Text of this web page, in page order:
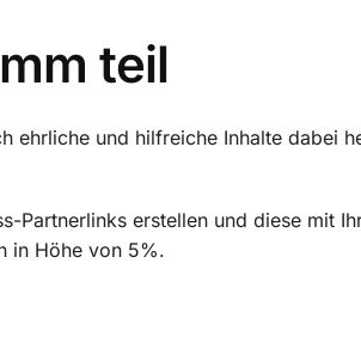
teil
ehrliche und hilfreiche Inhalte dabei
Partnerlinks erstellen und diese mit
in Höhe von 5%.